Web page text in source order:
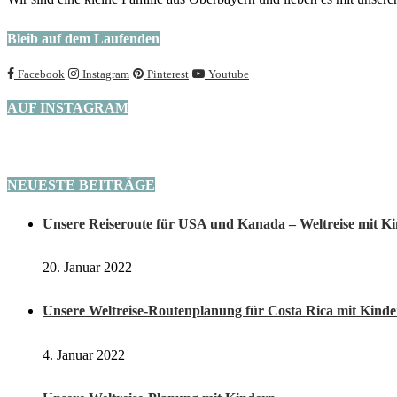
Bleib auf dem Laufenden
Facebook Instagram Pinterest Youtube
AUF INSTAGRAM
NEUESTE BEITRÄGE
Unsere Reiseroute für USA und Kanada – Weltreise mit
20. Januar 2022
Unsere Weltreise-Routenplanung für Costa Rica mit
4. Januar 2022